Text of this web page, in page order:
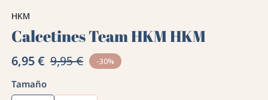
HKM
Calcetines Team HKM HKM
6,95 € 9,95 € -30%
Tamaño